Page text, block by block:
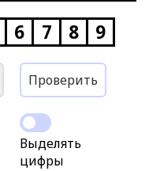
6 7 8 9
Проверить
Выделять
цифры